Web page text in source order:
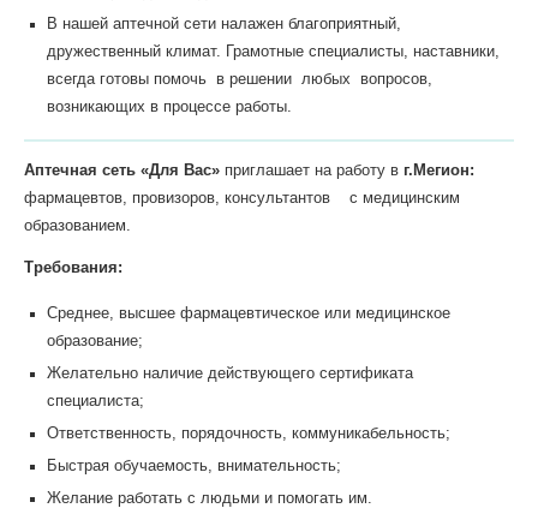
В нашей аптечной сети налажен благоприятный,
дружественный климат. Грамотные специалисты, наставники,
всегда готовы помочь в решении любых вопросов,
возникающих в процессе работы.
Аптечная сеть «Для Вас»приглашает на работу в г.Мегион:
фармацевтов, провизоров, консультантов с медицинским
образованием.
Требования:
Среднее, высшее фармацевтическое или медицинское
образование;
Желательно наличие действующего сертификата
специалиста;
Ответственность, порядочность, коммуникабельность;
Быстрая обучаемость, внимательность;
Желание работать с людьми и помогать им.